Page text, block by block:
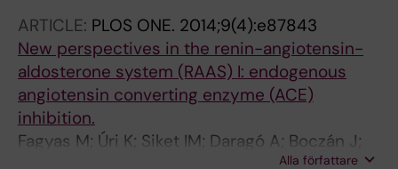
Maros TM; Szerafin T; Édes I; Papp Z; Tóth A
ARTICLE: PLOS ONE. 2014;9(4):e87843
New perspectives in the renin-angiotensin-
aldosterone system (RAAS) I: endogenous
angiotensin converting enzyme (ACE)
inhibition.
Fagyas M; Úri K; Siket IM; Daragó A; Boczán J;
Alla författare